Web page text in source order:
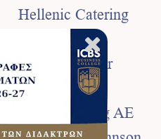
Hellenic Catering
Henkel Hellas
Hondos Center
Goody's AE
Janseen-Cigag AE